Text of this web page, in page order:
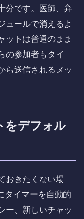
分です。医師、弁
ュールで消えるよ
ットは普通のまま
の参加者もタイ
ら送信されるメッ
をデフォル
おきたくない場
タイマーを自動的
ー、新しいチャッ